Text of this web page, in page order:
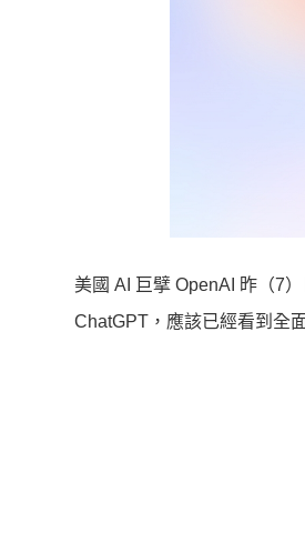
美國 AI 巨擘 OpenAI 昨（7
ChatGPT，應該已經看到全